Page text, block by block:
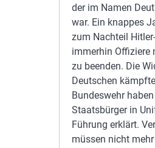
der im Namen
war. Ein knappes
zum Nachteil
immerhin Offiziere
zu beenden. Die
Deutschen
Bundeswehr
Staatsbürger in
Führung erklärt.
müssen nicht